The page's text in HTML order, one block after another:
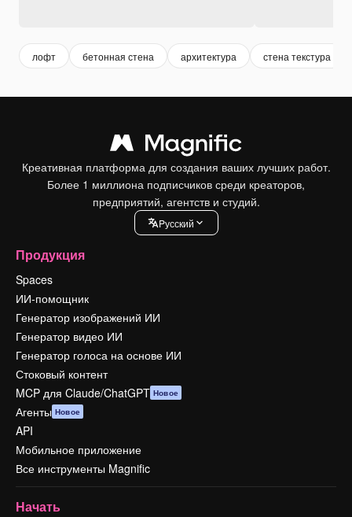
лофт бетонная стена архитектура стена текстура
Креативная платформа для создания ваших лучших работ.
Более 1 миллиона подписчиков среди креаторов,
предприятий, агентств и студий.
Pусский
Продукция
Spaces
ИИ-помощник
Генератор изображений ИИ
Генератор видео ИИ
Генератор голоса на основе ИИ
Стоковый контент
MCP для Claude/ChatGPT Новое
Агенты Новое
API
Мобильное приложение
Все инструменты Magnific
Начать